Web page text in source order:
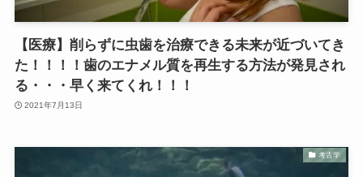
【医療】削らずに虫歯を治療できる未来が近づいてき
た！！！！歯のエナメル質を再生する方法が発見され
る・・・早く来てくれ！！！
2021年7月13日
考古学